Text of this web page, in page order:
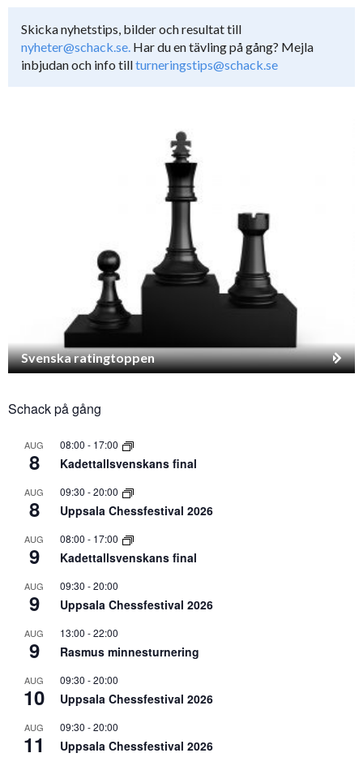
Skicka nyhetstips, bilder och resultat till
nyheter@schack.se. Har du en tävling på gång? Mejla
inbjudan och info tillturneringstips@schack.se
Svenska ratingtoppen
Schack på gång
AUG
8
08:00 - 17:00
Kadettallsvenskans final
AUG
8
09:30 -20:00
Uppsala Chessfestival 2026
AUG
9
08:00 - 17:00
Kadettallsvenskans final
AUG
9
09:30 -20:00
Uppsala Chessfestival 2026
AUG
9
13:00 -22:00
Rasmus minnesturnering
AUG
10
09:30 -20:00
Uppsala Chessfestival 2026
AUG
11
09:30 -20:00
Uppsala Chessfestival 2026